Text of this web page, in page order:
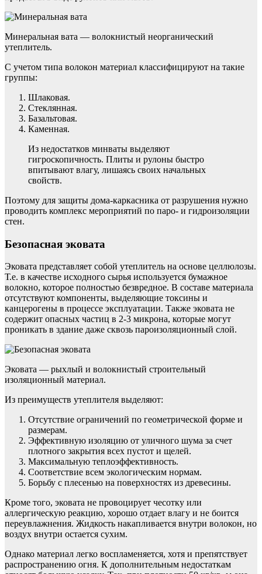
Минеральная вата — волокнистый неорганический
утеплитель.
С учетом типа волокон материал классифицируют на такие
группы:
Шлаковая.
Стеклянная.
Базальтовая.
Каменная.
Из недостатков минваты выделяют
гигроскопичность. Плиты и рулоны быстро
впитывают влагу, лишаясь своих начальных
свойств.
Поэтому для защиты дома-каркасника от разрушения нужно
проводить комплекс мероприятий по паро- и гидроизоляции
стен.
Безопасная эковата
Эковата представляет собой утеплитель на основе целлюлозы.
Т.е. в качестве исходного сырья используется бумажное
волокно, которое полностью безвредное. В составе материала
отсутствуют компоненты, выделяющие токсины и
канцерогены в процессе эксплуатации. Также эковата не
содержит опасных частиц в 2-3 микрона, которые могут
проникать в здание даже сквозь пароизоляционный слой.
Эковата — рыхлый и волокнистый строительный
изоляционный материал.
Из преимуществ утеплителя выделяют:
Отсутствие ограничений по геометрической форме и
размерам.
Эффективную изоляцию от уличного шума за счет
плотного закрытия всех пустот и щелей.
Максимальную теплоэффективность.
Соответствие всем экологическим нормам.
Борьбу с плесенью на поверхностях из древесины.
Кроме того, эковата не провоцирует чесотку или
аллергическую реакцию, хорошо отдает влагу и не боится
переувлажнения. Жидкость накапливается внутри волокон, но
воздух внутри остается сухим.
Однако материал легко воспламеняется, хотя и препятствует
распространению огня. К дополнительным недостаткам